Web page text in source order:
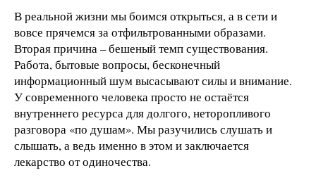
В реальной жизни мы боимся открыться, а в сети и
вовсе прячемся за отфильтрованными образами.
Вторая причина – бешеный темп существования.
Работа, бытовые вопросы, бесконечный
информационный шум высасывают силы и внимание.
У современного человека просто не остаётся
внутреннего ресурса для долгого, неторопливого
разговора «по душам». Мы разучились слушать и
слышать, а ведь именно в этом и заключается
лекарство от одиночества.